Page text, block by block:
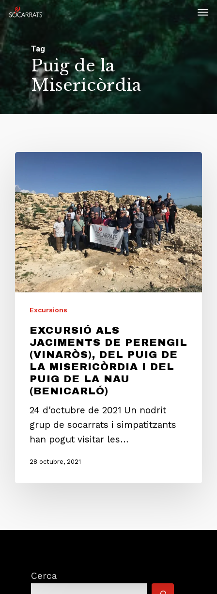
Skip
to
main
contentTag
Puig de la
Misericòrdia
Excursions
EXCURSIÓ ALS
JACIMENTS DE PERENGIL
(VINARÒS), DEL PUIG DE
LA MISERICÒRDIA I DEL
PUIG DE LA NAU
(BENICARLÓ)
24 d'octubre de 2021 Un nodrit
grup de socarrats i simpatitzants
han pogut visitar les…
28 octubre, 2021
Cerca